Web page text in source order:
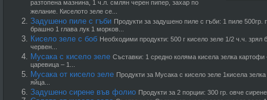
разтопена мазнина, 1 ч.л. смлян черен пипер, захар по
желание. Киселото зеле се...
Задушено пиле с гъби Продукти за задушено пиле с гъби: 1 пиле 500гр.
брашно 1 глава лук 1 морков...
Кисело зеле с боб Необходими продукти: 500 г кисело зеле 1/2 ч.ч.
червен...
Мусака с кисело зеле Съставки: 1 средно коляма кисела зелка
царевица – 1...
Мусака от кисело зеле Продукти за Мусака с кисело зеле 1кисела
яйца...
Задушено сирене във фолио Продукти за 2 порции: 300 гр. овче